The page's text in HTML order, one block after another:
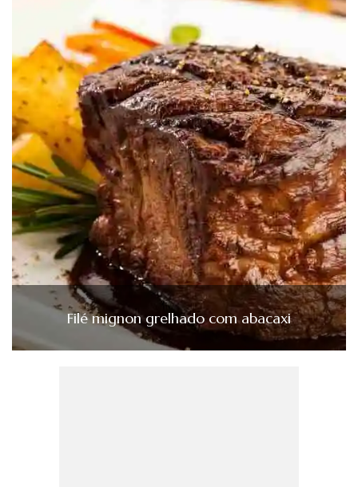
Filé mignon grelhado com abacaxi